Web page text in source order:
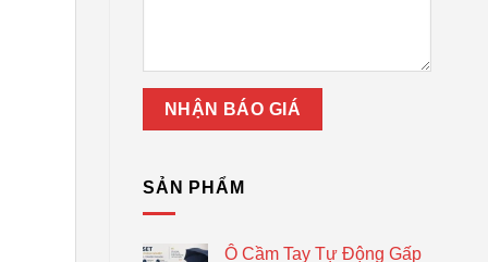
SẢN PHẨM
Ô Cầm Tay Tự Động Gấp